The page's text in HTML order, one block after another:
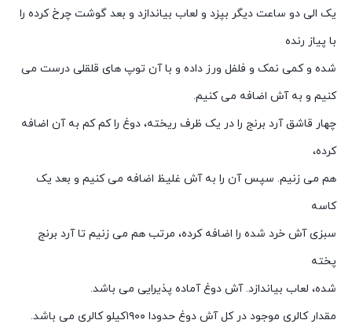
یک الی دو ساعت دیگر بپزد و لعاب بیاندازد و بعد گوشت چرخ کرده را
با پیاز رنده
شده و کمی نمک و فلفل ورز داده و با آن توپ های قلقلی درست می
کنیم و به آش اضافه می کنیم.
چهار قاشق آرد برنج را در یک ظرف ریخته، دوغ را کم کم به آن اضافه
کرده،
هم می زنیم. سپس آن را به آش غلیظ اضافه می کنیم و بعد یک
کاسه
سبزی آش خرد شده را اضافه کرده، مرتب هم می زنیم تا آرد برنج
پخته
شده، لعاب بیاندازد. آش دوغ آماده پذیرایی می باشد.
مقدار کالری موجود در کل آش دوغ حدودا ۱۹۰۰کیلو کالری می باشد.